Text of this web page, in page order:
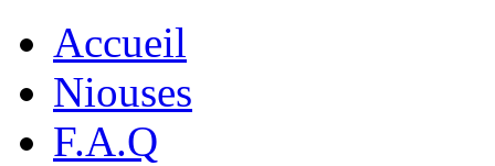
Accueil
Niouses
F.A.Q